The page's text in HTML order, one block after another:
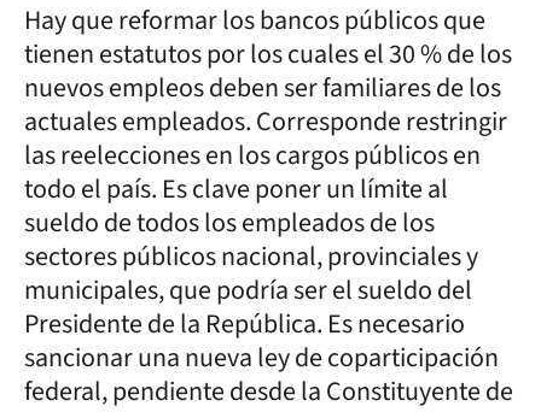
Hay que reformar los bancos públicos que
tienen estatutos por los cuales el 30 % de los
nuevos empleos deben ser familiares de los
actuales empleados. Corresponde restringir
las reelecciones en los cargos públicos en
todo el país. Es clave poner un límite al
sueldo de todos los empleados de los
sectores públicos nacional, provinciales y
municipales, que podría ser el sueldo del
Presidente de la República. Es necesario
sancionar una nueva ley de coparticipación
federal, pendiente desde la Constituyente de